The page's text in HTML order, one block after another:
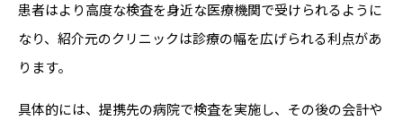
患者はより高度な検査を身近な医療機関で受けられるように
なり、紹介元のクリニックは診療の幅を広げられる利点があ
ります。
具体的には、提携先の病院で検査を実施し、その後の会計や